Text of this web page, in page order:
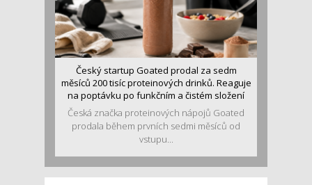
Český startup Goated prodal za sedm
měsíců 200 tisíc proteinových drinků. Reaguje
na poptávku po funkčním a čistém složení
Česká značka proteinových nápojů Goated
prodala během prvních sedmi měsíců od
vstupu...